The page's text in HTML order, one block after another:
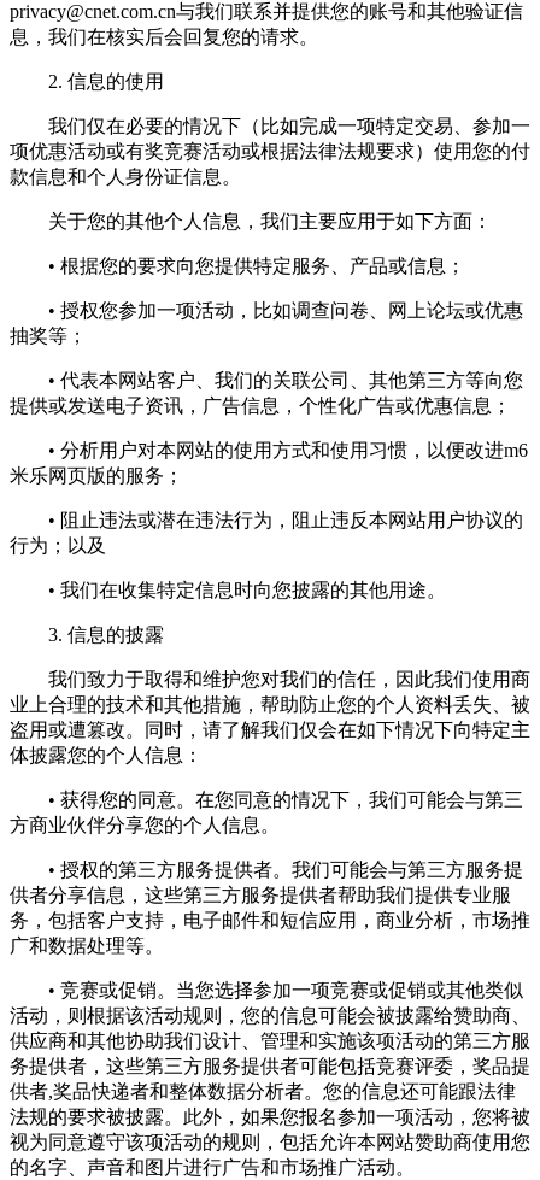
privacy@cnet.com.cn与我们联系并提供您的账号和其他验证信
息，我们在核实后会回复您的请求。
2. 信息的使用
我们仅在必要的情况下（比如完成一项特定交易、参加一
项优惠活动或有奖竞赛活动或根据法律法规要求）使用您的付
款信息和个人身份证信息。
关于您的其他个人信息，我们主要应用于如下方面：
• 根据您的要求向您提供特定服务、产品或信息；
• 授权您参加一项活动，比如调查问卷、网上论坛或优惠
抽奖等；
• 代表本网站客户、我们的关联公司、其他第三方等向您
提供或发送电子资讯，广告信息，个性化广告或优惠信息；
• 分析用户对本网站的使用方式和使用习惯，以便改进m6
米乐网页版的服务；
• 阻止违法或潜在违法行为，阻止违反本网站用户协议的
行为；以及
• 我们在收集特定信息时向您披露的其他用途。
3. 信息的披露
我们致力于取得和维护您对我们的信任，因此我们使用商
业上合理的技术和其他措施，帮助防止您的个人资料丢失、被
盗用或遭篡改。同时，请了解我们仅会在如下情况下向特定主
体披露您的个人信息：
• 获得您的同意。在您同意的情况下，我们可能会与第三
方商业伙伴分享您的个人信息。
• 授权的第三方服务提供者。我们可能会与第三方服务提
供者分享信息，这些第三方服务提供者帮助我们提供专业服
务，包括客户支持，电子邮件和短信应用，商业分析，市场推
广和数据处理等。
• 竞赛或促销。当您选择参加一项竞赛或促销或其他类似
活动，则根据该活动规则，您的信息可能会被披露给赞助商、
供应商和其他协助我们设计、管理和实施该项活动的第三方服
务提供者，这些第三方服务提供者可能包括竞赛评委，奖品提
供者,奖品快递者和整体数据分析者。您的信息还可能跟法律
法规的要求被披露。此外，如果您报名参加一项活动，您将被
视为同意遵守该项活动的规则，包括允许本网站赞助商使用您
的名字、声音和图片进行广告和市场推广活动。